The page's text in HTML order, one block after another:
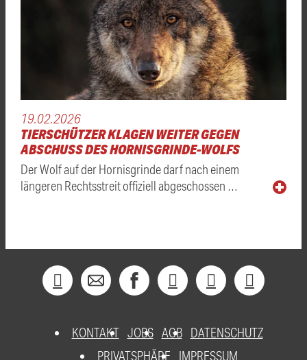
19.02.2026
TIERSCHÜTZER KLAGEN WEITER GEGEN
ABSCHUSS DES HORNISGRINDE-WOLFS
Der Wolf auf der Hornisgrinde darf nach einem
längeren Rechtsstreit offiziell abgeschossen …
KONTAKT JOBS AGB DATENSCHUTZ
PRIVATSPHÄRE
IMPRESSUM